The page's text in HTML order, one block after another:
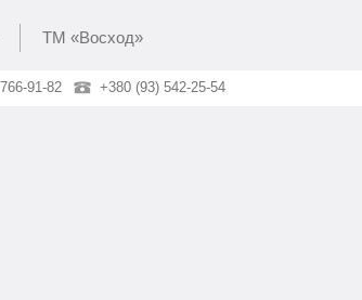
ТМ «Восход»
91-82 +380 (93) 542-25-54